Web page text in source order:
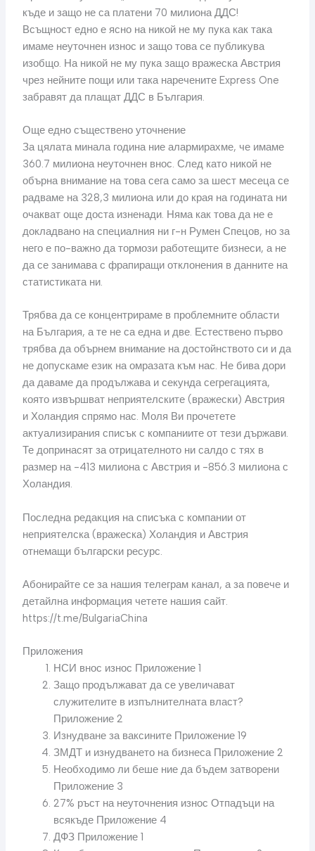
къде и защо не са платени 70 милиона ДДС!
Всъщност едно е ясно на никой не му пука как така
имаме неуточнен износ и защо това се публикува
изобщо. На никой не му пука защо вражеска Австрия
чрез нейните пощи или така наречените Express One
забравят да плащат ДДС в България.
Още едно съществено уточнение
За цялата минала година ние алармирахме, че имаме
360.7 милиона неуточнен внос. След като никой не
обърна внимание на това сега само за шест месеца се
радваме на 328,3 милиона или до края на годината ни
очакват още доста изненади. Няма как това да не е
докладвано на специалния ни г-н Румен Спецов, но за
него е по-важно да тормози работещите бизнеси, а не
да се занимава с фрапиращи отклонения в данните на
статистиката ни.
Трябва да се концентрираме в проблемните области
на България, а те не са една и две. Естествено първо
трябва да обърнем внимание на достойнството си и да
не допускаме език на омразата към нас. Не бива дори
да даваме да продължава и секунда сегрегацията,
която извършват неприятелските (вражески) Австрия
и Холандия спрямо нас. Моля Ви прочетете
актуализирания списък с компаниите от тези държави.
Те допринасят за отрицателното ни салдо с тях в
размер на -413 милиона с Австрия и -856.3 милиона с
Холандия.
Последна редакция на списъка с компании от
неприятелска (вражеска) Холандия и Австрия
отнемащи български ресурс.
Абонирайте се за нашия телеграм канал, а за повече и
детайлна информация четете нашия сайт.
https://t.me/BulgariaChina
Приложения
НСИ внос износ Приложение 1
Защо продължават да се увеличават
служителите в изпълнителната власт?
Приложение 2
Изнудване за ваксините Приложение 19
ЗМДТ и изнудването на бизнеса Приложение 2
Необходимо ли беше ние да бъдем затворени
Приложение 3
27% ръст на неуточнения износ Отпадъци на
всякъде Приложение 4
ДФЗ Приложение 1